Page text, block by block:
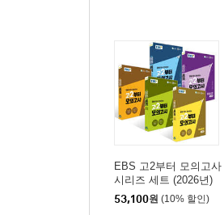
EBS 고2부터 모의고사
시리즈 세트 (2026년)
53,100원 (10% 할인)